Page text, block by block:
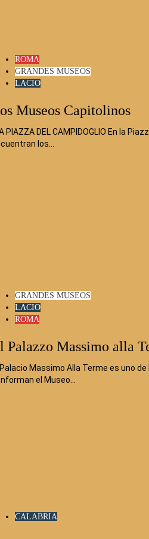
ROMA
GRANDES MUSEOS
LACIO
Museos Capitolinos
PIAZZA DEL CAMPIDOGLIO En la
los…
GRANDES MUSEOS
LACIO
ROMA
Palazzo Massimo alla
Massimo Alla Terme es uno
el Museo…
CALABRIA